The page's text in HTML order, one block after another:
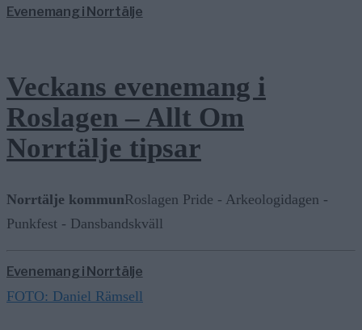
Evenemang i Norrtälje
Veckans evenemang i
Roslagen – Allt Om
Norrtälje tipsar
Norrtälje kommunRoslagen Pride - Arkeologidagen -
Punkfest - Dansbandskväll
Evenemang i Norrtälje
FOTO: Daniel Rämsell